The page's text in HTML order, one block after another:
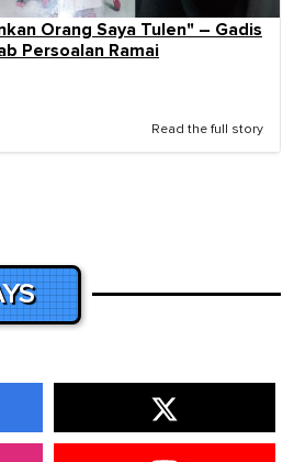
Orang Saya Tulen" – Gadis
Persoalan Ramai
Read the full story